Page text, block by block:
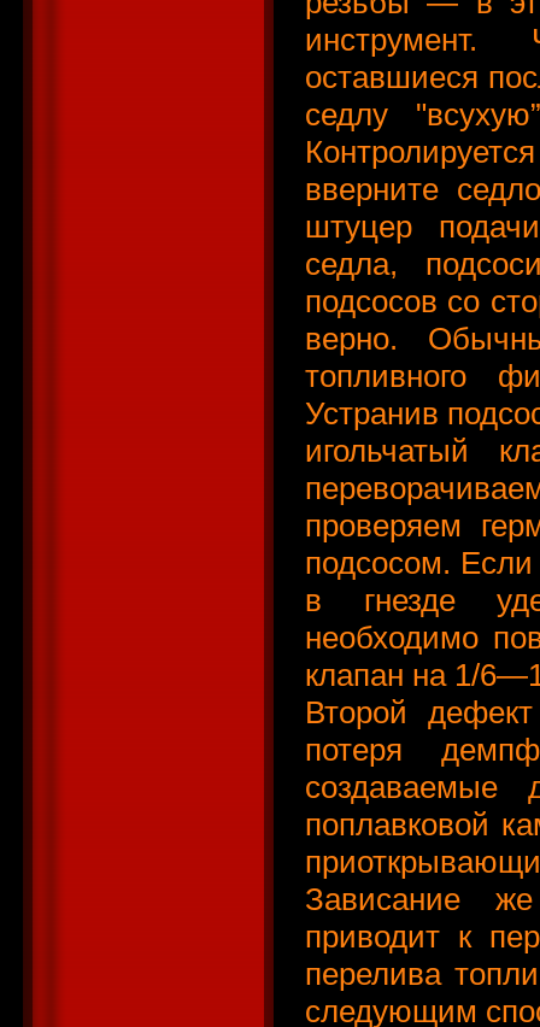
оставшиеся
седлу
вверните
штуцер
седла,
подсосов со
верно.
топливного
Устранив
игольчатый
проверяем
подсосом. Если
в гнезде
необходимо
клапан на 1/
Второй
потеря
создаваемые
поплавковой
Зависание
приводит к
перелива
следующим